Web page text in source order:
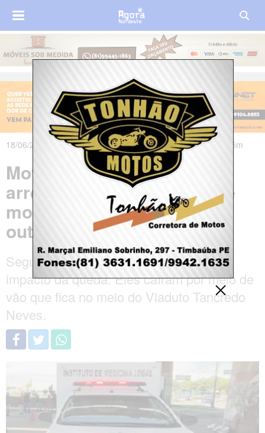
18/06/2025 às 07h52m - Atualizado em 20/06/2025 às 19h05m
Motociclista e garupa são
arremessados de viaduto e
morrem, após batida em
outra moto no Recife
Segundo perito, dupla morreu devido ao
impacto da queda. Eles caíram por meio de
vão que fica no meio do Viaduto Tancredo
Neves.